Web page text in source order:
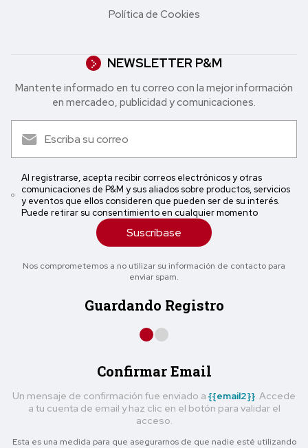
Política de Cookies
NEWSLETTER P&M
Mantente informado en tu correo con la mejor in formación
en mercadeo, publicidad y comunicaciones.
Al registrarse, acepta recibir correos electrónicos y otras
comunicaciones de P&M y sus aliados sobre productos, servicios
y eventos que ellos consideren que pueden ser de su interés.
Puede retirar su consentimiento en cualquier momento
Suscríbase
Nos comprometemos a no utilizar su información de contacto para
enviar spam.
Guardando Registro
Confirmar Email
Un mensaje de confirmación fue enviado a {{email2}} . Accede
a tu cuenta de email y haz clic en el botón para validar el
acceso.
Esta es una medida para que asegurarnos de que nadie esté utilizando